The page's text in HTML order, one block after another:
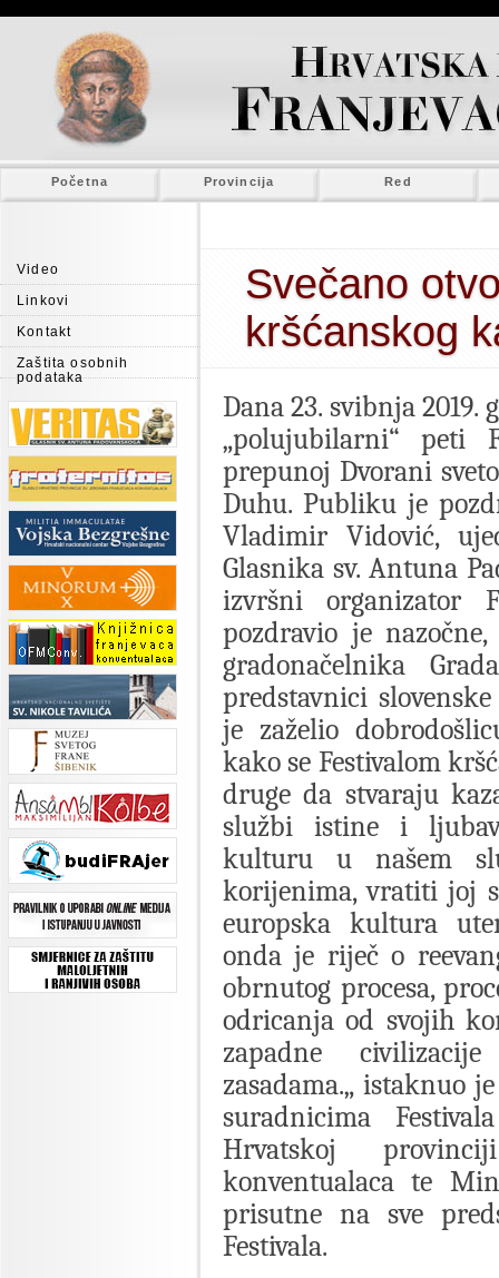
Početna Provincija Red
Video
Linkovi
Kontakt
Zaštita osobnih
podataka
Svečano
kršćanskog
Dana 23. svibnja 2019.
„polujubilarni“ peti
prepunoj Dvorani
Duhu. Publiku je
Vladimir Vidović,
Glasnika sv. Antuna
izvršni organizator
pozdravio je
gradonačelnika
predstavnici
je zaželio
kako se Festivalom
druge da stvaraju
službi istine i
kulturu u našem
korijenima, vratiti joj
europska kultura
onda je riječ o
obrnutog procesa,
odricanja od svojih
zapadne
zasadama.„ istaknuo
suradnicima
Hrvatskoj
konventualaca te
prisutne na sve
Festivala.